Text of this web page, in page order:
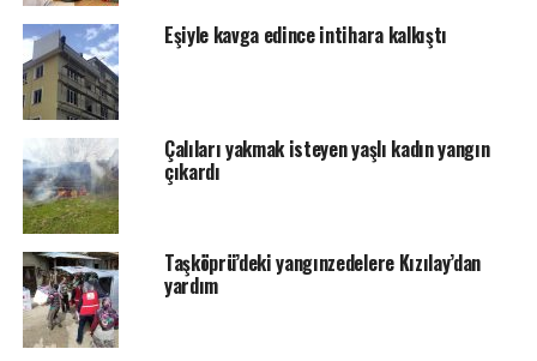
Tosya’da kaybolduktan sonra ölü bulunan kadın toprağa
verildi
Eşiyle kavga edince intihara kalkıştı
Çalıları yakmak isteyen yaşlı kadın yangın
çıkardı
Taşköprü’deki yangınzedelere Kızılay’dan
yardım